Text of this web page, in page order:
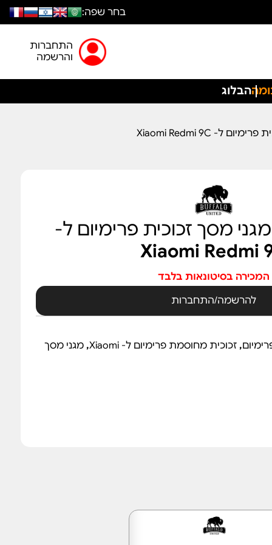
בחר שפה:
התחברות
והרשמה
הבלוג
Xiaomi Redmi
המכירה בסיטונאות בלבד
להרשמה/התחברות
, זכוכית מחוסמת פרימיום ל- Xiaomi , מגני מסך